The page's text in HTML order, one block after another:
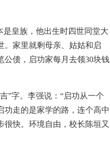
皇族，他出生时四世同堂大
。家里就剩母亲、姑姑和启
公债，启功家每月去领30块钱
”字。李强说：“启功从一个
功走的是家学的路，连个高中
快。环境自由，校长陈垣又